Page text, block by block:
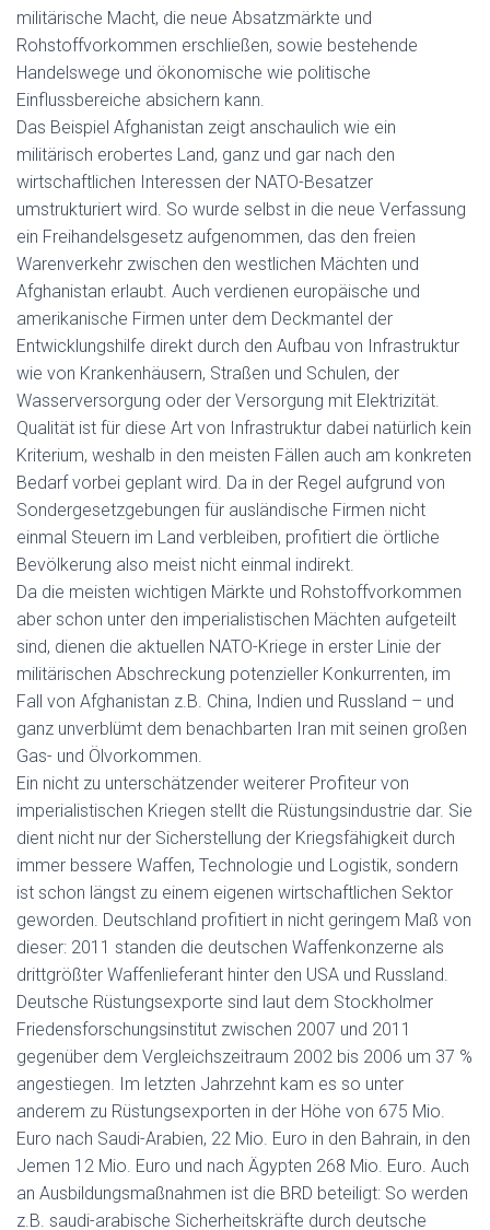
militärische Macht, die neue Absatzmärkte und
Rohstoffvorkommen erschließen, sowie bestehende
Handelswege und ökonomische wie politische
Einflussbereiche absichern kann.
Das Beispiel Afghanistan zeigt anschaulich wie ein
militärisch erobertes Land, ganz und gar nach den
wirtschaftlichen Interessen der NATO-Besatzer
umstrukturiert wird. So wurde selbst in die neue Verfassung
ein Freihandelsgesetz aufgenommen, das den freien
Warenverkehr zwischen den westlichen Mächten und
Afghanistan erlaubt. Auch verdienen europäische und
amerikanische Firmen unter dem Deckmantel der
Entwicklungshilfe direkt durch den Aufbau von Infrastruktur
wie von Krankenhäusern, Straßen und Schulen, der
Wasserversorgung oder der Versorgung mit Elektrizität.
Qualität ist für diese Art von Infrastruktur dabei natürlich kein
Kriterium, weshalb in den meisten Fällen auch am konkreten
Bedarf vorbei geplant wird. Da in der Regel aufgrund von
Sondergesetzgebungen für ausländische Firmen nicht
einmal Steuern im Land verbleiben, profitiert die örtliche
Bevölkerung also meist nicht einmal indirekt.
Da die meisten wichtigen Märkte und Rohstoffvorkommen
aber schon unter den imperialistischen Mächten aufgeteilt
sind, dienen die aktuellen NATO-Kriege in erster Linie der
militärischen Abschreckung potenzieller Konkurrenten, im
Fall von Afghanistan z.B. China, Indien und Russland – und
ganz unverblümt dem benachbarten Iran mit seinen großen
Gas- und Ölvorkommen.
Ein nicht zu unterschätzender weiterer Profiteur von
imperialistischen Kriegen stellt die Rüstungsindustrie dar. Sie
dient nicht nur der Sicherstellung der Kriegsfähigkeit durch
immer bessere Waffen, Technologie und Logistik, sondern
ist schon längst zu einem eigenen wirtschaftlichen Sektor
geworden. Deutschland profitiert in nicht geringem Maß von
dieser: 2011 standen die deutschen Waffenkonzerne als
drittgrößter Waffenlieferant hinter den USA und Russland.
Deutsche Rüstungsexporte sind laut dem Stockholmer
Friedensforschungsinstitut zwischen 2007 und 2011
gegenüber dem Vergleichszeitraum 2002 bis 2006 um 37 %
angestiegen. Im letzten Jahrzehnt kam es so unter
anderem zu Rüstungsexporten in der Höhe von 675 Mio.
Euro nach Saudi-Arabien, 22 Mio. Euro in den Bahrain, in den
Jemen 12 Mio. Euro und nach Ägypten 268 Mio. Euro. Auch
an Ausbildungsmaßnahmen ist die BRD beteiligt: So werden
z.B. saudi-arabische Sicherheitskräfte durch deutsche